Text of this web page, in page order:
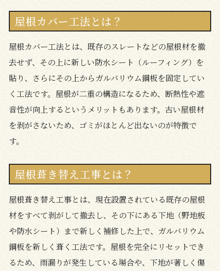
屋根カバー工法とは？
屋根カバー工法とは、既存のスレートなどの屋根材を撤
去せず、その上に新しい防水シート（ルーフィング）を
貼り、さらにその上からガルバリウム鋼板を固定してい
く工法です。屋根が二重の構造になるため、断熱性や遮
音性が向上するというメリットもあります。古い屋根材
を剥がさないため、ゴミがほとんど出ないのが特徴で
す。
屋根葺き替え工事とは？
屋根葺き替え工事とは、現在設置されている既存の屋根
材をすべて剥がして撤去し、その下にある下地（野地板
や防水シート）まで新しく補修した上で、ガルバリウム
鋼板を新しく葺く工法です。屋根を完全にリセットでき
るため、雨漏りが発生している場合や、下地が著しく傷